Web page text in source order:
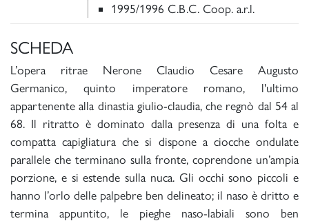
1995/1996 C.B.C. Coop. a.r.l.
SCHEDA
L’opera ritrae Nerone Claudio Cesare Augusto
Germanico, quinto imperatore romano, l'ultimo
appartenente alla dinastia giulio-claudia, che regnò dal 54 al
68. Il ritratto è dominato dalla presenza di una folta e
compatta capigliatura che si dispone a ciocche ondulate
parallele che terminano sulla fronte, coprendone un’ampia
porzione, e si estende sulla nuca. Gli occhi sono piccoli e
hanno l’orlo delle palpebre ben delineato; il naso è dritto e
termina appuntito, le pieghe naso-labiali sono ben